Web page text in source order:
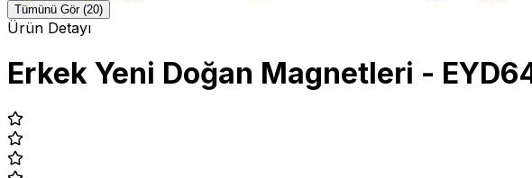
Tümünü Gör (20)
Ürün Detayı
Erkek Yeni Doğan Magnetleri -